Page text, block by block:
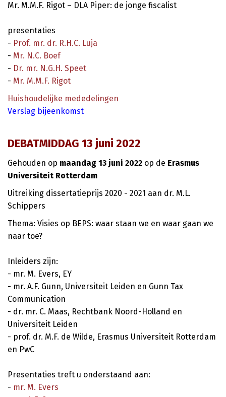
Mr. M.M.F. Rigot – DLA Piper: de jonge fiscalist
presentaties
- Prof. mr. dr. R.H.C. Luja
- Mr. N.C. Boef
- Dr. mr. N.G.H. Speet
- Mr. M.M.F. Rigot
Huishoudelijke mededelingen
Verslag bijeenkomst
DEBATMIDDAG 13 juni 2022
Gehouden op maandag 13 juni 2022 op de Erasmus
Universiteit Rotterdam
Uitreiking dissertatieprijs 2020 - 2021 aan dr. M.L.
Schippers
Thema: Visies op BEPS: waar staan we en waar gaan we
naar toe?
Inleiders zijn:
- mr. M. Evers, EY
- mr. A.F. Gunn, Universiteit Leiden en Gunn Tax
Communication
- dr. mr. C. Maas, Rechtbank Noord-Holland en
Universiteit Leiden
- prof. dr. M.F. de Wilde, Erasmus Universiteit Rotterdam
en PwC
Presentaties treft u onderstaand aan:
- mr. M. Evers